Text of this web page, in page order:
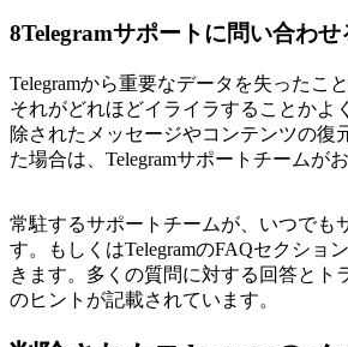
8Telegramサポートに問い合わせ
Telegramから重要なデータを失ったこ
それがどれほどイライラすることかよ
除されたメッセージやコンテンツの復
た場合は、Telegramサポートチームが
常駐するサポートチームが、いつでも
す。もしくはTelegramのFAQセクショ
きます。多くの質問に対する回答とト
のヒントが記載されています。